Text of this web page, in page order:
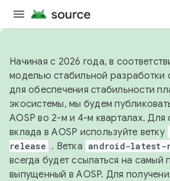
Начиная с 2026 года, в
моделью стабильной разработки
для обеспечения стабильности
экосистемы, мы будем
AOSP во 2-м и 4-м кварталах. Для
вклада в AOSP используйте ветку
release . Ветка android-latest-
всегда будет ссылаться на самый
выпущенный в AOSP. Для